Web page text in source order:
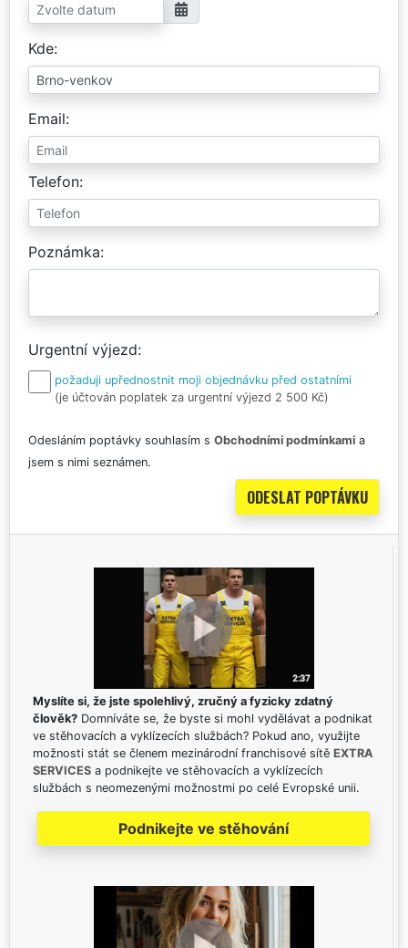
Kde
Email
Telefon
Poznámka
Urgentní výjezd
požaduji upřednostnit moji objednávku před ostatními
(je účtován poplatek za urgentní výjezd 2 500 Kč)
Odesláním poptávky souhlasím s Obchodními podmínkami a
jsem s nimi seznámen.
Myslíte si, že jste spolehlivý, zručný a fyzicky zdatný
člověk? Domníváte se, že byste si mohl vydělávat a podnikat
ve stěhovacích a vyklízecích službách? Pokud ano, využijte
možnosti stát se členem mezinárodní franchisové sítě EXTRA
SERVICES a podnikejte ve stěhovacích a vyklízecích
službách s neomezenými možnostmi po celé Evropské unii.
Podnikejte ve stěhování